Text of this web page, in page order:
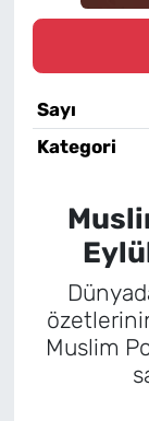
Sayı
Kategori
Muslim